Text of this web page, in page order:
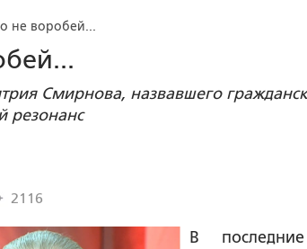
не воробей...
Смирнова, назвавшего
резонанс
2116
В